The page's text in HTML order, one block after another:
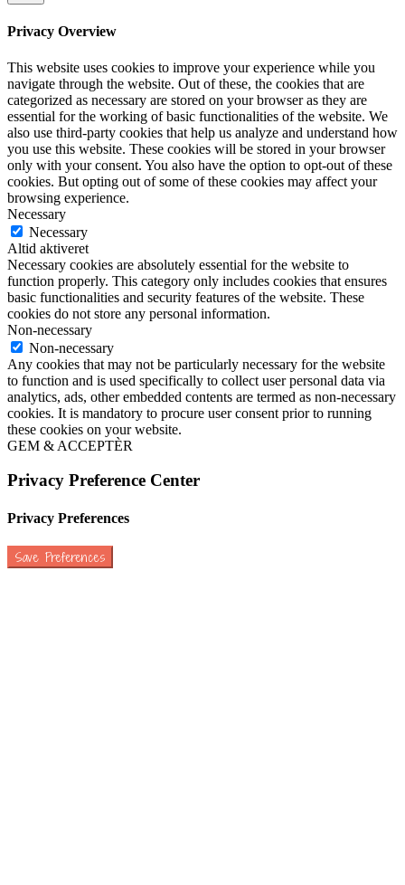
Privacy Overview
This website uses cookies to improve your experience while you
navigate through the website. Out of these, the cookies that are
categorized as necessary are stored on your browser as they are
essential for the working of basic functionalities of the website. We
also use third-party cookies that help us analyze and understand how
you use this website. These cookies will be stored in your browser
only with your consent. You also have the option to opt-out of these
cookies. But opting out of some of these cookies may affect your
browsing experience.
Necessary
Necessary
Altid aktiveret
Necessary cookies are absolutely essential for the website to
function properly. This category only includes cookies that ensures
basic functionalities and security features of the website. These
cookies do not store any personal information.
Non-necessary
Non-necessary
Any cookies that may not be particularly necessary for the website
to function and is used specifically to collect user personal data via
analytics, ads, other embedded contents are termed as non-necessary
cookies. It is mandatory to procure user consent prior to running
these cookies on your website.
GEM & ACCEPTÈR
Privacy Preference Center
Privacy Preferences